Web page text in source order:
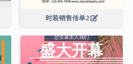
时装销售传单2